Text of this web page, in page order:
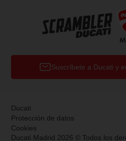
Suscríbete a Ducati y
Ducati
Protección de datos
Cookies
Ducati Madrid 2026 © Todos los